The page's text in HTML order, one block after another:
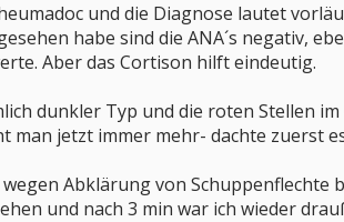
und die Diagnose lautet
habe sind die ANA´s negativ,
Aber das Cortison hilft eindeutig.
dunkler Typ und die roten Stellen im
man jetzt immer mehr- dachte zuerst
Abklärung von
und nach 3 min war ich wieder